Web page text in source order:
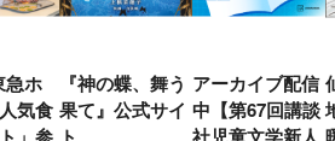
急ホ
気食
『神の蝶、舞う
果て』公式サイ
アーカイブ配信
中【第67回講談